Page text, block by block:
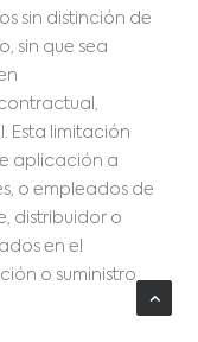
sin distinción de
sin que sea
Esta limitación
aplicación a
o empleados de
distribuidor o
en el
o suministro